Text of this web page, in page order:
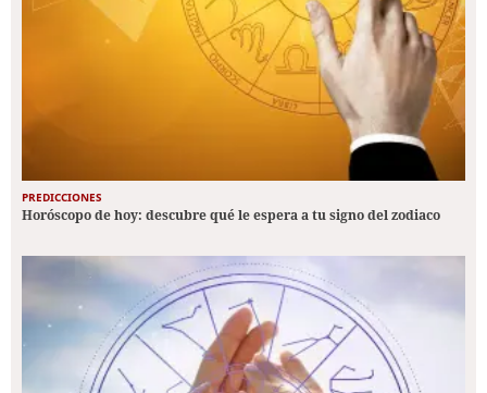
PREDICCIONES
Horóscopo de hoy: descubre qué le espera a tu signo del zodiaco